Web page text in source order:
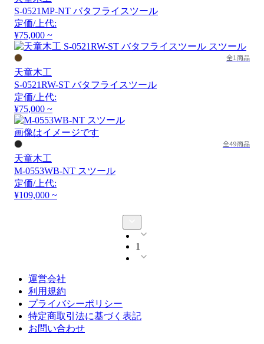
S-0521MP-NT バタフライスツール
定価/上代:
¥75,000 ~
全1商品
天童木工
S-0521RW-ST バタフライスツール
定価/上代:
¥75,000 ~
画像はイメージです
全49商品
天童木工
M-0553WB-NT スツール
定価/上代:
¥109,000 ~
1
運営会社
利用規約
プライバシーポリシー
特定商取引法に基づく表記
お問い合わせ